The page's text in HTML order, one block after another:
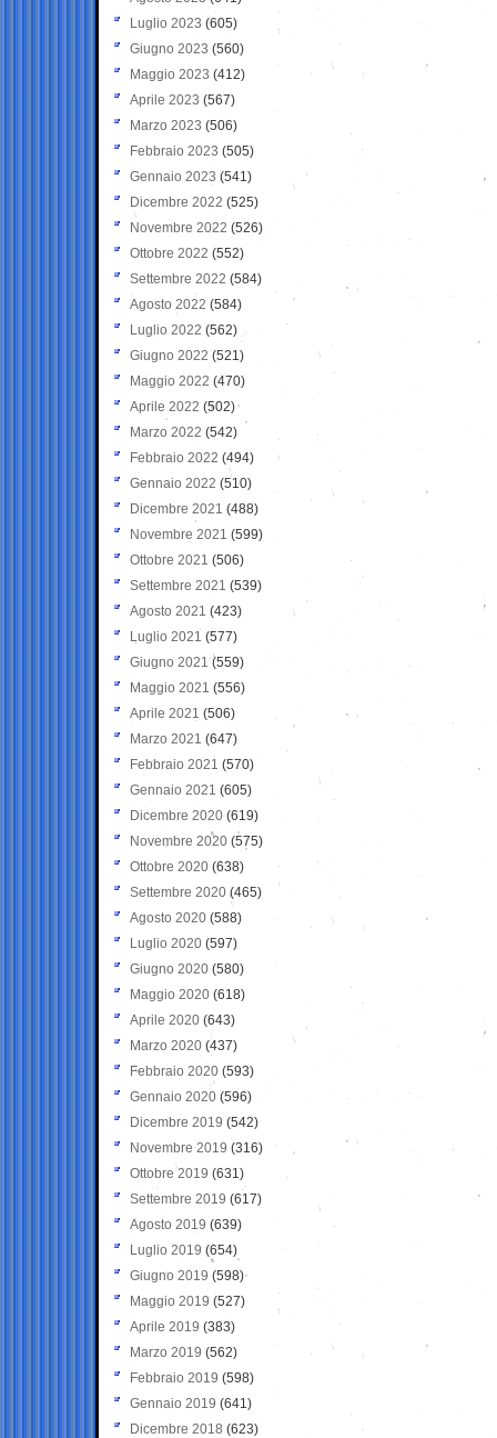
Luglio 2023 (605)
Giugno 2023 (560)
Maggio 2023 (412)
Aprile 2023 (567)
Marzo 2023 (506)
Febbraio 2023 (505)
Gennaio 2023 (541)
Dicembre 2022 (525)
Novembre 2022 (526)
Ottobre 2022 (552)
Settembre 2022 (584)
Agosto 2022 (584)
Luglio 2022 (562)
Giugno 2022 (521)
Maggio 2022 (470)
Aprile 2022 (502)
Marzo 2022 (542)
Febbraio 2022 (494)
Gennaio 2022 (510)
Dicembre 2021 (488)
Novembre 2021 (599)
Ottobre 2021 (506)
Settembre 2021 (539)
Agosto 2021 (423)
Luglio 2021 (577)
Giugno 2021(559)
Maggio 2021 (556)
Aprile 2021 (506)
Marzo 2021 (647)
Febbraio 2021 (570)
Gennaio 2021 (605)
Dicembre 2020 (619)
Novembre 2020 (575)
Ottobre 2020 (638)
Settembre 2020(465)
Agosto 2020 (588)
Luglio 2020 (597)
Giugno 2020 (580)
Maggio 2020 (618)
Aprile 2020 (643)
Marzo 2020 (437)
Febbraio 2020 (593)
Gennaio 2020 (596)
Dicembre 2019 (542)
Novembre 2019 (316)
Ottobre 2019 (631)
Settembre 2019 (617)
Agosto 2019 (639)
Luglio 2019 (654)
Giugno 2019 (598)
Maggio 2019 (527)
Aprile 2019 (383)
Marzo 2019 (562)
Febbraio 2019 (598)
Gennaio 2019 (641)
Dicembre 2018 (623)